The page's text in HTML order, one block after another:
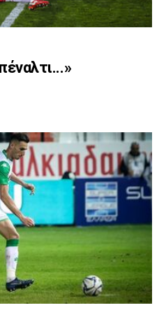
Ρεάλ
Ατλέτικο